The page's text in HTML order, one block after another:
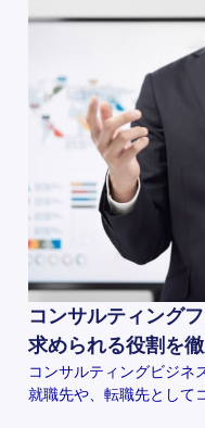
コンサルティング
求められる役割を
コンサルティングビジネ
就職先や、転職先として